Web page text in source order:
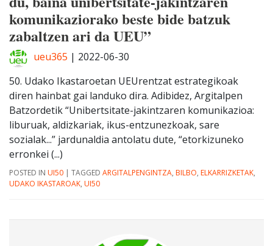
komunikaziorako beste bide batzuk
zabaltzen ari da UEU”
ueu365 | 2022-06-30
50. Udako Ikastaroetan UEUrentzat estrategikoak
diren hainbat gai landuko dira. Adibidez, Argitalpen
Batzordetik “Unibertsitate-jakintzaren komunikazioa:
liburuak, aldizkariak, ikus-entzunezkoak, sare
sozialak...” jardunaldia antolatu dute, “etorkizuneko
erronkei (...)
POSTED IN UI50 | TAGGED ARGITALPENGINTZA, BILBO, ELKARRIZKETAK,
UDAKO IKASTAROAK, UI50